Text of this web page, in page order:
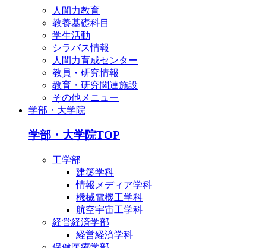
人間力教育
教養基礎科目
学生活動
シラバス情報
人間力育成センター
教員・研究情報
教育・研究関連施設
その他メニュー
学部・大学院
学部・大学院TOP
工学部
建築学科
情報メディア学科
機械電機工学科
航空宇宙工学科
経営経済学部
経営経済学科